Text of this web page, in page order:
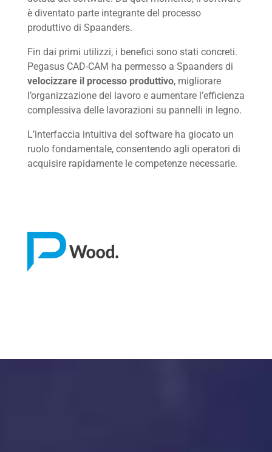
Home
è diventato parte integrante del processo
produttivo di Spaanders.
Fin dai primi utilizzi, i benefici sono stati concreti.
Pegasus CAD-CAM ha permesso a Spaanders di
velocizzare il processo produttivo, migliorare
l’organizzazione del lavoro e aumentare l’efficienza
complessiva delle lavorazioni su pannelli in legno.
L’interfaccia intuitiva del software ha giocato un
ruolo fondamentale, consentendo agli operatori di
acquisire rapidamente le competenze necessarie.